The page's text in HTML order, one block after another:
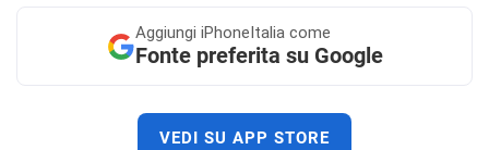
Aggiungi iPhoneItalia come
Fonte preferita su Google
VEDI SU APP STORE